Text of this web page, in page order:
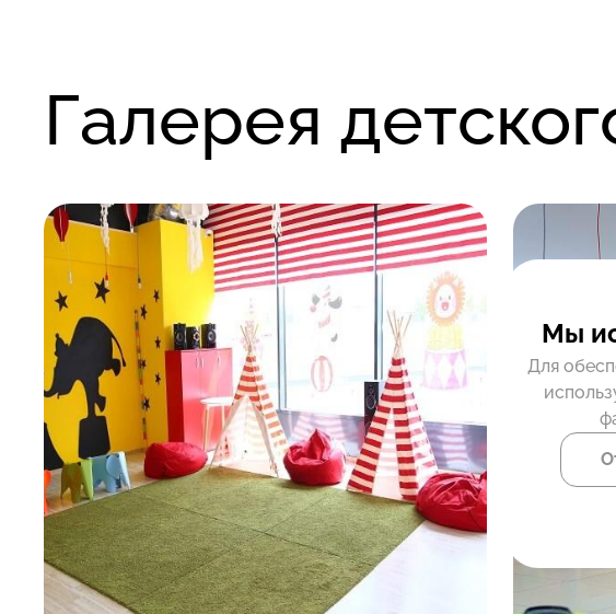
Галерея
Мы
Для